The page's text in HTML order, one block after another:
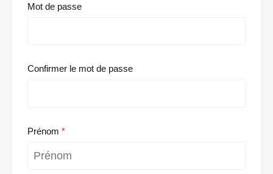
Mot de passe
Confirmer le mot de passe
Prénom